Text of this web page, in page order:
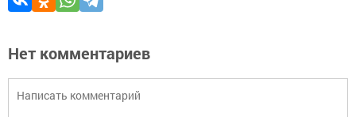
Нет комментариев